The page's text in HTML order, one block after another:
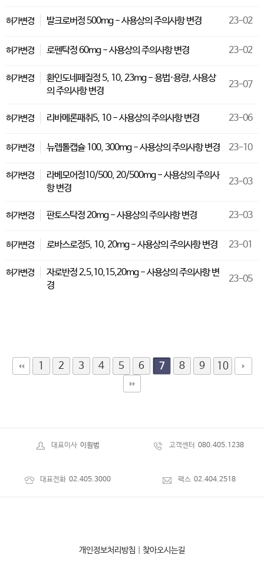
허가변경 발크로버정 500mg - 사용상의 주의사항 변경 23-02
허가변경 로펜탁정 60mg - 사용상의 주의사항 변경 23-02
허가변경
환인도네페질정 5, 10, 23mg - 용법·용량, 사용상
의 주의사항 변경
23-07
허가변경 리바메론패취5, 10 - 사용상의 주의사항 변경 23-06
허가변경 뉴렙톨캡슐 100, 300mg - 사용상의 주의사항 변경 23-10
허가변경
라베모어정10/500, 20/500mg - 사용상의 주의사
항 변경
23-03
허가변경 판토스탁정 20mg - 사용상의 주의사항 변경 23-03
허가변경 로바스로정5, 10, 20mg - 사용상의 주의사항 변경 23-01
허가변경
자로반정 2.5,10,15,20mg - 사용상의 주의사항 변
경
23-05
1 2 3 4 5 6 7 8 9 10
대표이사 이원범 고객센터 080.405.1238
대표전화 02.405.3000 팩스 02.404.2518
개인정보처리방침 찾아오시는길